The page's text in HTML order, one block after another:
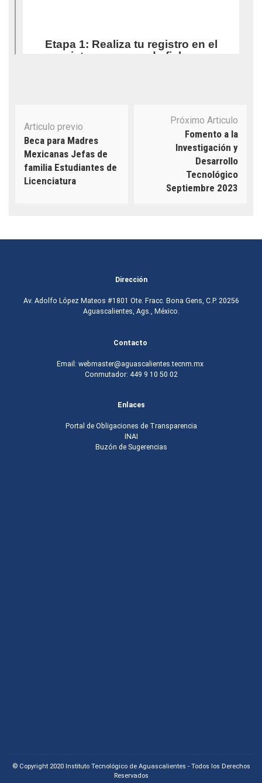
de
publicación
Articulo previo
Beca para Madres
Mexicanas Jefas de
familia Estudiantes de
Licenciatura
Próximo Articulo
Fomento a la
Investigación y
Desarrollo
Tecnológico
Septiembre 2023